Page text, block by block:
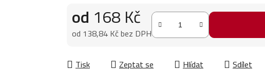
od 168 Kč
od 138,84 Kčbez DPH
Tisk Zeptat se Hlídat Sdílet